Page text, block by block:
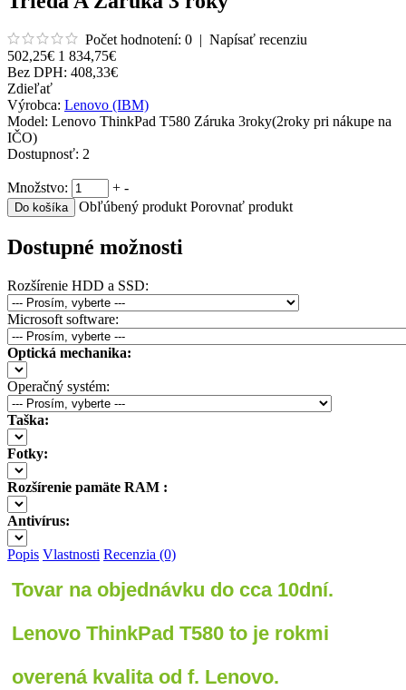
Počet hodnotení: 0 | Napísať recenziu
502,25€ 1 834,75€
Bez DPH: 408,33€
Zdieľať
Výrobca: Lenovo (IBM)
Model: Lenovo ThinkPad T580 Záruka 3roky(2roky pri nákupe na
IČO)
Dostupnosť: 2
Množstvo: + -
Obľúbený produkt Porovnať produkt
Dostupné možnosti
Rozšírenie HDD a SSD:
Microsoft software:
Optická mechanika:
Operačný systém:
Taška:
Fotky:
Rozšírenie pamäte RAM :
Antivírus:
Popis Vlastnosti Recenzia (0)
Tovar na objednávku do cca 10dní.
Lenovo ThinkPad T580 to je rokmi
overená kvalita od f. Lenovo.